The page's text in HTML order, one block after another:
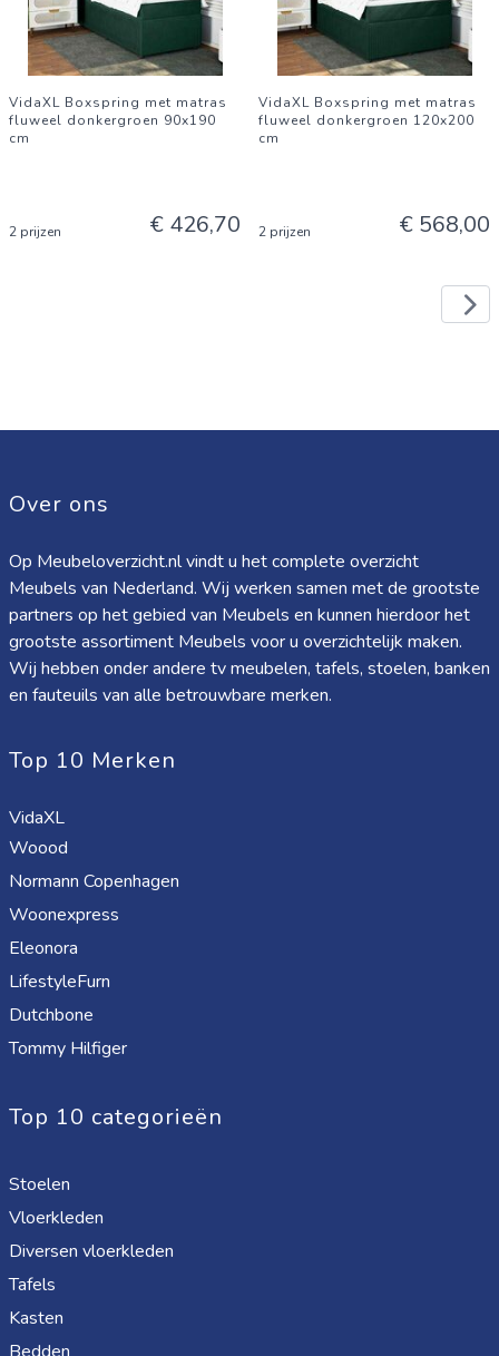
VidaXL Boxspring met matras
fluweel donkergroen 90x190
cm
2 prijzen € 426,70
VidaXL Boxspring met matras
fluweel donkergroen 120x200
cm
2 prijzen € 568,00
Over ons
Op Meubeloverzicht.nl vindt u het complete overzicht
Meubels van Nederland. Wij werken samen met de grootste
partners op het gebied van Meubels en kunnen hierdoor het
grootste assortiment Meubels voor u overzichtelijk maken.
Wij hebben onder andere tv meubelen, tafels, stoelen, banken
en fauteuils van alle betrouwbare merken.
Top 10 Merken
VidaXL
Woood
Normann Copenhagen
Woonexpress
Eleonora
LifestyleFurn
Dutchbone
Tommy Hilfiger
Top 10 categorieën
Stoelen
Vloerkleden
Diversen vloerkleden
Tafels
Kasten